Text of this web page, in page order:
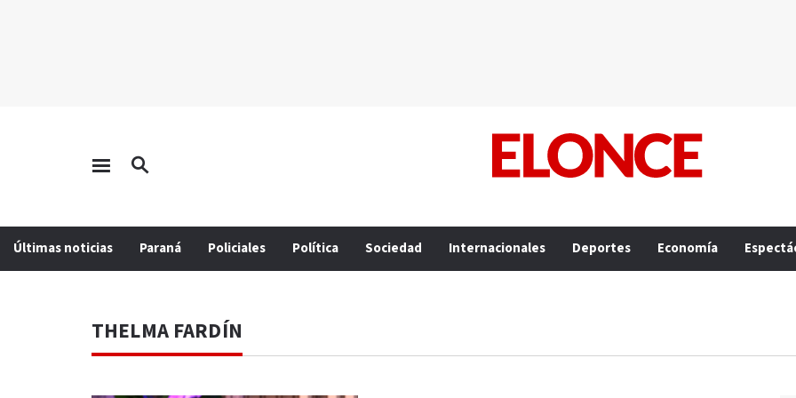
Últimas noticias Paraná Policiales Política Sociedad Internacionales Deportes Economía
THELMA FARDÍN